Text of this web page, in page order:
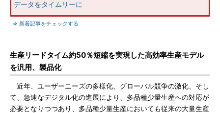
データをタイムリーに
⇒ 新着記事をチェックする
生産リードタイム約50％短縮を実現した高効率生産モデル
を汎用、製品化
近年、ユーザーニーズの多様化、グローバル競争の激化、そし
て、急速なデジタル化の進展により、多品種少量生産への対応が
必要となりつつあり、多品種少量生産においても従来の大量生産